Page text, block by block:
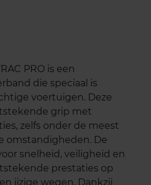
PRO is een
die speciaal is
voertuigen. Deze
grip met
zelfs onder de meest
omstandigheden. De
snelheid, veiligheid en
prestaties op
ijzige wegen. Dankzij